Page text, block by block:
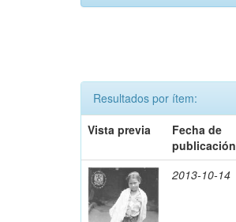
Resultados por ítem:
Vista previa
Fecha de
publicación
2013-10-14